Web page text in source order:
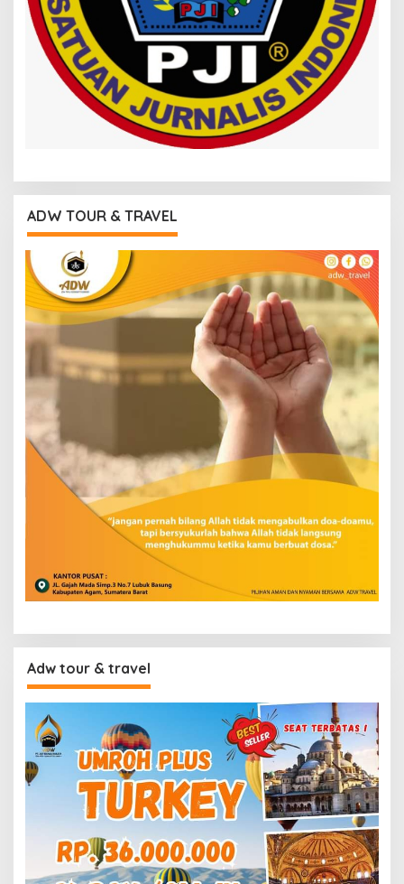
ADW TOUR & TRAVEL
Adw tour & travel